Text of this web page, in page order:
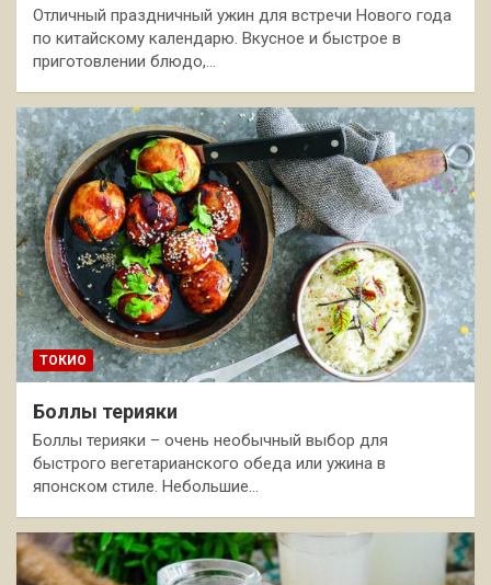
Отличный праздничный ужин для встречи Нового года
по китайскому календарю. Вкусное и быстрое в
приготовлении блюдо,…
ТОКИО
Боллы терияки
Боллы терияки – очень необычный выбор для
быстрого вегетарианского обеда или ужина в
японском стиле. Небольшие…